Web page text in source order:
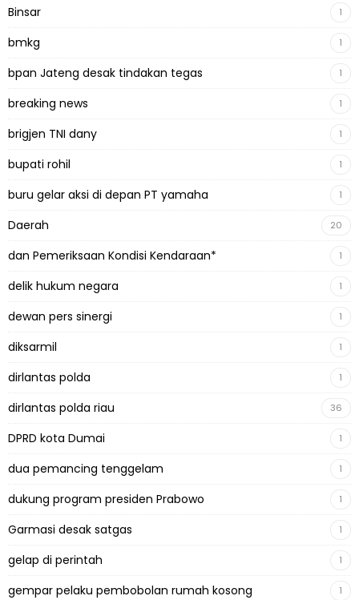
Binsar 1
bmkg 1
bpan Jateng desak tindakan tegas 1
breaking news 1
brigjen TNI dany 1
bupati rohil 1
buru gelar aksi di depan PT yamaha 1
Daerah 20
dan Pemeriksaan Kondisi Kendaraan* 1
delik hukum negara 1
dewan pers sinergi 1
diksarmil 1
dirlantas polda 1
dirlantas polda riau 36
DPRD kota Dumai 1
dua pemancing tenggelam 1
dukung program presiden Prabowo 1
Garmasi desak satgas 1
gelap di perintah 1
gempar pelaku pembobolan rumah kosong 1